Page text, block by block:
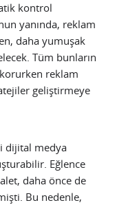
kontrol
yanında, reklam
daha yumuşak
Tüm bunların
reklam
geliştirmeye
dijital medya
Eğlence
daha önce de
Bu nedenle,